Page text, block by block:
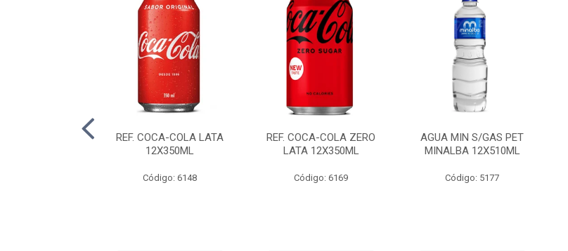
REF. COCA-COLA LATA
12X350ML
Código: 6148
REF. COCA-COLA ZERO
LATA 12X350ML
Código: 6169
AGUA MIN S/GAS PET
MINALBA 12X510ML
Código: 5177